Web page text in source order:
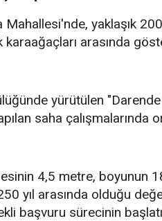
Mahallesi'nde, yaklaşık
arasında
yürütülen
saha çalışmalarında
4,5 metre, boyunun
yıl arasında olduğu
başvuru sürecinin